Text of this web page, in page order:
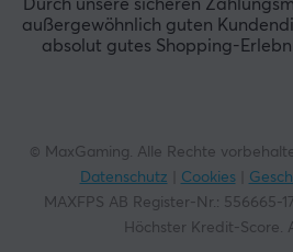
Durch unsere sicheren
außergewöhnlich guten
absolut gutes Shopping-
© MaxGaming. Alle Rechte
Datenschutz
Cookies|
MAXFPS AB Register-Nr.: 556665-
Höchster Kredit-Score.